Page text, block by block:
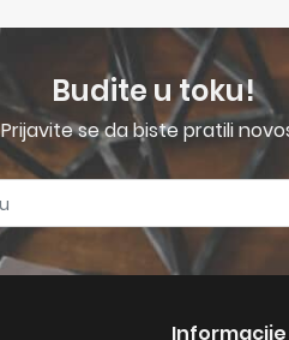
Budite u toku!
Prijavite se da biste pratili
Informacije